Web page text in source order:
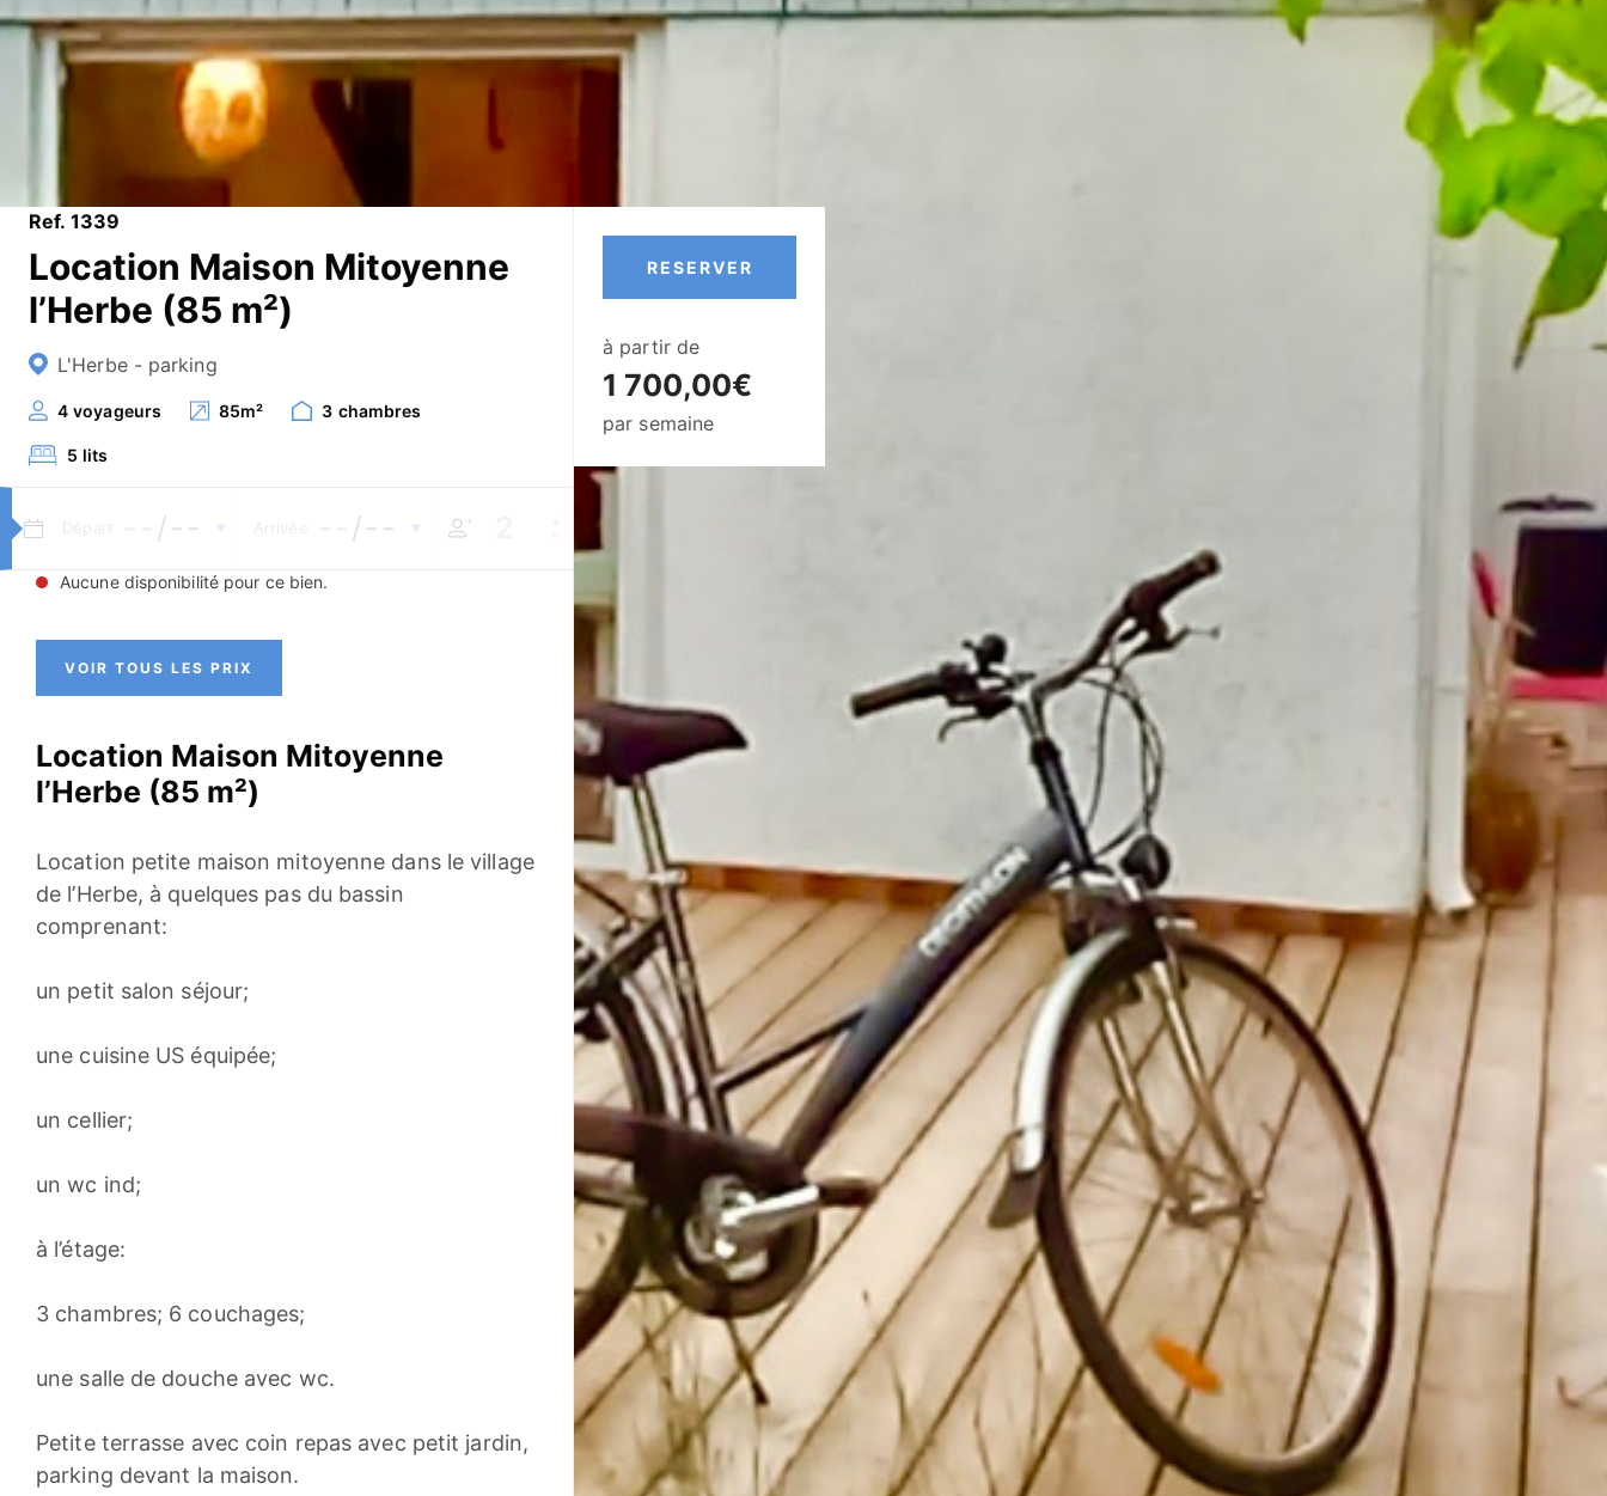
Ref. 1339
Location Maison Mitoyenne
l’Herbe (85 m²)
L'Herbe - parking
4 voyageurs 85m² 3 chambres
5 lits
/-- /--
RESERVER
à partir de
1 700,00€
par semaine
Aucune disponibilité pour ce bien.
VOIR TOUS LES PRIX
Location Maison Mitoyenne
l’Herbe (85 m²)
Location petite maison mitoyenne dans le village
de l’Herbe, à quelques pas du bassin
comprenant:
un petit salon séjour;
une cuisine US équipée;
un cellier;
un wc ind;
à l’étage:
3 chambres; 6 couchages;
une salle de douche avec wc.
Petite terrasse avec coin repas avec petit jardin,
parking devant la maison.